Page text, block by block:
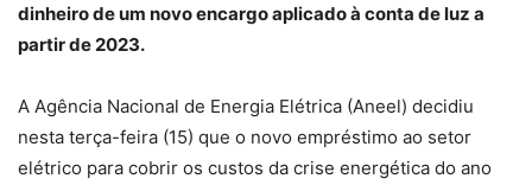
dinheiro de um novo encargo aplicado à conta de luz a
partir de 2023.
A Agência Nacional de Energia Elétrica (Aneel) decidiu
nesta terça-feira (15) que o novo empréstimo ao setor
elétrico para cobrir os custos da crise energética do ano